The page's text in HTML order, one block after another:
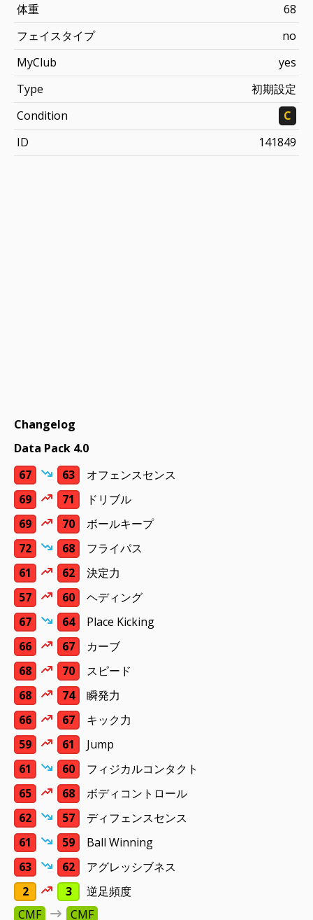
体重
68
フェイスタイプ
no
MyClub
yes
Type
初期設定
Condition
C
ID
141849
Changelog
Data Pack 4.0
67
63
オフェンスセンス
69
71
ドリブル
69
70
ボールキープ
72
68
フライパス
61
62
決定力
57
60
ヘディング
67
64
Place Kicking
66
67
カーブ
68
70
スピード
68
74
瞬発力
66
67
キック力
59
61
Jump
61
60
フィジカルコンタクト
65
68
ボディコントロール
62
57
ディフェンスセンス
61
59
Ball Winning
63
62
アグレッシブネス
2
3
逆足頻度
CMF
CMF